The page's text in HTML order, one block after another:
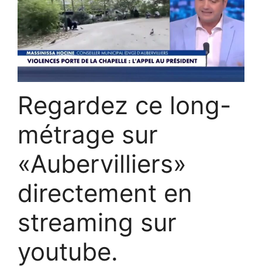
Regardez ce long-
métrage sur
«Aubervilliers»
directement en
streaming sur
youtube.